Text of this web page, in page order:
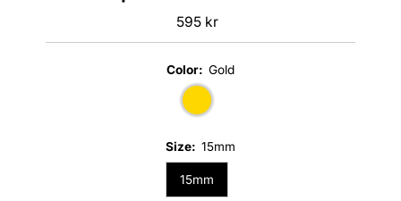
Regular
Price
595 kr
Color: Gold
Size: 15mm
15mm